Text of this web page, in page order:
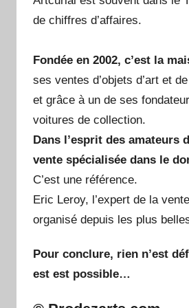
de chiffres d’affaires.
Fondée en 2002, c’est la
ses ventes d’objets d’art et
et grâce à un de ses
voitures de collection.
Dans l’esprit des amateurs
vente spécialisée dans le
C’est une référence.
Eric Leroy, l’expert de la
organisé depuis les plus
Pour conclure, rien n’est
est est possible…